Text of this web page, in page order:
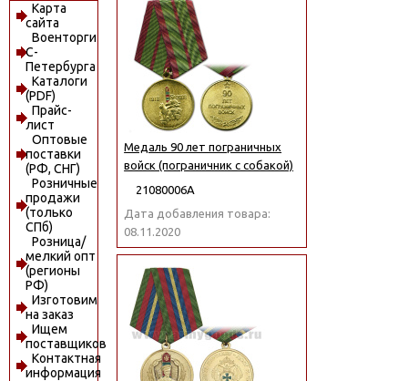
Карта
сайта
Военторги
С-
Петербурга
Каталоги
(PDF)
Прайс-
лист
Оптовые
поставки
(РФ, СНГ)
Розничные
продажи
(только
СПб)
Розница/
мелкий опт
(регионы
РФ)
Изготовим
на заказ
Ищем
поставщиков
Контактная
информация
Медаль 90 лет пограничных
войск (пограничник с собакой)
21080006А
Дата добавления товара:
08.11.2020